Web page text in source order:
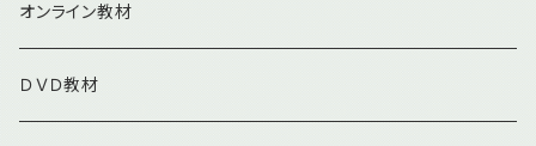
オンライン教材
ＤＶＤ教材